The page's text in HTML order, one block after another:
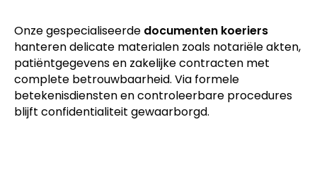
Onze gespecialiseerde documenten koeriers
hanteren delicate materialen zoals notariële akten,
patiëntgegevens en zakelijke contracten met
complete betrouwbaarheid. Via formele
betekenisdiensten en controleerbare procedures
blijft confidentialiteit gewaarborgd.